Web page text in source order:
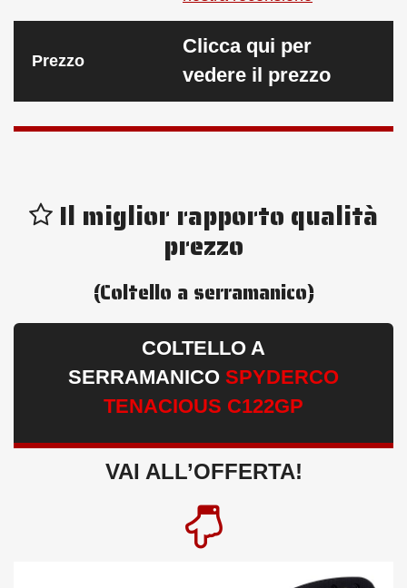
Prezzo
Clicca qui per
vedere il prezzo
Il miglior rapporto qualità
prezzo
(Coltello a serramanico)
COLTELLO A
SERRAMANICO SPYDERCO
TENACIOUS C122GP
VAI ALL’OFFERTA!